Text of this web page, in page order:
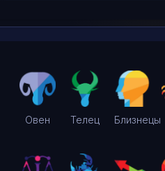
Овен Телец Близнецы